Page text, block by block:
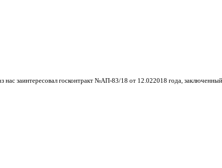
нас заинтересовал госконтракт №АП-83/18 от 12.022018 года,